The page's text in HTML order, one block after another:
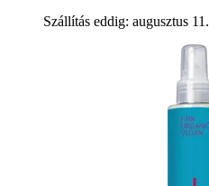
Szállítás eddig: augusztus 11.